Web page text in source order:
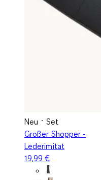
Neu
Set
Großer Shopper -
Lederimitat
19,99 €